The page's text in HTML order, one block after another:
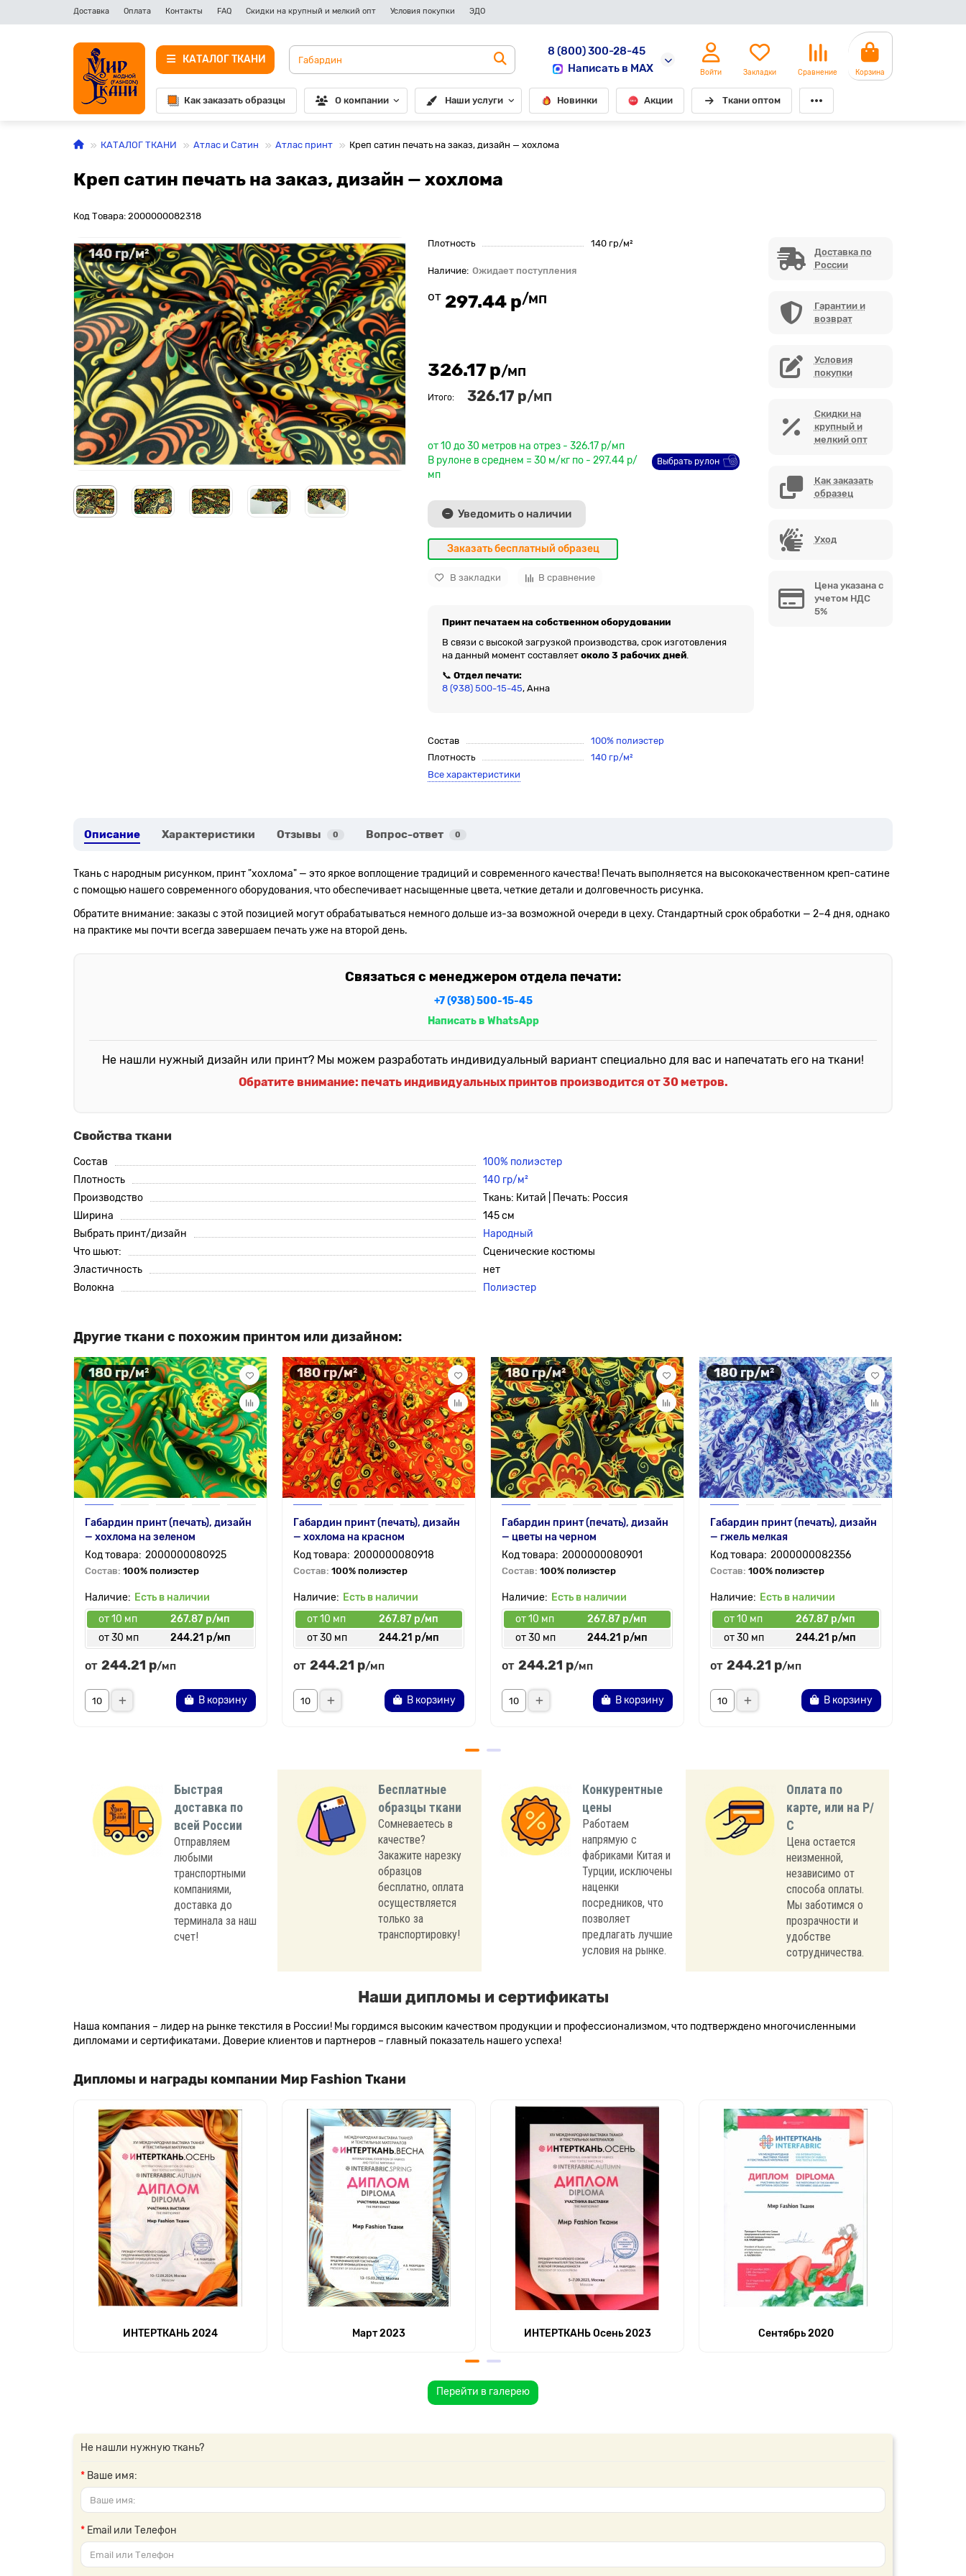
Доставка Оплата Контакты FAQ Скидки на крупный и мелкий опт Условия покупки ЭДО
КАТАЛОГ ТКАНИ
8 (800) 300-28-45
Написать в MAX
Войти Закладки Сравнение Корзина
Как заказать образцы О компании Наши услуги Новинки Акции Ткани оптом
КАТАЛОГ ТКАНИ Атлас и Сатин Атлас принт Креп сатин печать на заказ, дизайн — хохлома
Креп сатин печать на заказ, дизайн — хохлома
Код Товара: 2000000082318
140 гр/м²
Плотность 140 гр/м²
Ожидает поступления
от 297.44 р/мп
326.17 р/мп
Итого: 326.17 р/мп
от 10 до 30 метров на отрез - 326.17 р/мп
В рулоне в среднем = 30 м/кг по - 297.44 р/
мп
Выбрать рулон
Уведомить о наличии
Заказать бесплатный образец
В закладки В сравнение
Принт печатаем на собственном оборудовании
В связи с высокой загрузкой производства, срок изготовления
на данный момент составляетоколо 3 рабочих дней.
📞Отдел печати:
8 (938) 500-15-45, Анна
Состав
100% полиэстер
Плотность
140 гр/м²
Все характеристики
Доставка по
России
Гарантии и
возврат
Условия
покупки
Скидки на
крупный и
мелкий опт
Как заказать
образец
Уход
Цена указана с
учетом НДС
5%
Описание Характеристики Отзывы 0 Вопрос-ответ 0
Ткань с народным рисунком, принт "хохлома" — это яркое воплощение традиций и современного качества! Печать выполняется на высококачественном креп-сатине
с помощью нашего современного оборудования, что обеспечивает насыщенные цвета, четкие детали и долговечность рисунка.
Обратите внимание: заказы с этой позицией могут обрабатываться немного дольше из-за возможной очереди в цеху. Стандартный срок обработки — 2–4 дня, однако
на практике мы почти всегда завершаем печать уже на второй день.
Связаться с менеджером отдела печати:
+7 (938) 500-15-45
Написать в WhatsApp
Не нашли нужный дизайн или принт? Мы можем разработать индивидуальный вариант специально для вас и напечатать его на ткани!
Обратите внимание: печать индивидуальных принтов производится от 30 метров.
Свойства ткани
Состав
100% полиэстер
Плотность
140 гр/м²
Производство
Ткань: Китай | Печать: Россия
Ширина
145 см
Выбрать принт/дизайн
Народный
Что шьют:
Сценические костюмы
Эластичность
нет
Волокна
Полиэстер
Другие ткани с похожим принтом или дизайном:
180 гр/м²
Габардин принт (печать), дизайн
— хохлома на зеленом
2000000080925
Состав: 100% полиэстер
Есть в наличии
от 10 мп
267.87 р/мп
от 30 мп
244.21 р/мп
от 244.21 р/мп
В корзину
180 гр/м²
Габардин принт (печать), дизайн
— хохлома на красном
2000000080918
Состав: 100% полиэстер
Есть в наличии
от 10 мп
267.87 р/мп
от 30 мп
244.21 р/мп
от 244.21 р/мп
В корзину
180 гр/м²
Габардин принт (печать), дизайн
— цветы на черном
2000000080901
Состав: 100% полиэстер
Есть в наличии
от 10 мп
267.87 р/мп
от 30 мп
244.21 р/мп
от 244.21 р/мп
В корзину
180 гр/м²
Габардин принт (печать), дизайн
— гжель мелкая
2000000082356
Состав: 100% полиэстер
Есть в наличии
от 10 мп
267.87 р/мп
от 30 мп
244.21 р/мп
от 244.21 р/мп
В корзину
Быстрая
доставка по
всей России
Отправляем
любыми
транспортными
компаниями,
доставка до
терминала за наш
счет!
Бесплатные
образцы ткани
Сомневаетесь в
качестве?
Закажите нарезку
образцов
бесплатно, оплата
осуществляется
только за
транспортировку!
Конкурентные
цены
Работаем
напрямую с
фабриками Китая и
Турции, исключены
наценки
посредников, что
позволяет
предлагать лучшие
условия на рынке.
Оплата по
карте, или на Р/
С
Цена остается
неизменной,
независимо от
способа оплаты.
Мы заботимся о
прозрачности и
удобстве
сотрудничества.
Наши дипломы и сертификаты
Наша компания – лидер на рынке текстиля в России! Мы гордимся высоким качеством продукции и профессионализмом, что подтверждено многочисленными
дипломами и сертификатами. Доверие клиентов и партнеров – главный показатель нашего успеха!
Дипломы и награды компании Мир Fashion Ткани
ИНТЕРТКАНЬ 2024 Март 2023 ИНТЕРТКАНЬ Осень 2023 Сентябрь 2020
Перейти в галерею
Не нашли нужную ткань?
Ваше имя:
Email или Телефон